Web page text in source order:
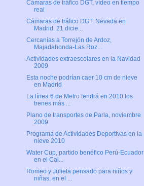
Cámaras de tráfico DGT, vídeo en tiempo
real
Cámaras de tráfico DGT. Nevada en
Madrid, 21 dicie...
Cercanías a Torrejón de Ardoz,
Majadahonda-Las Roz...
Actividades extraescolares en la Navidad
2009
Esta noche podrían caer 10 cm de nieve
en Madrid
La línea 6 de Metro tendrá en 2010 los
trenes más ...
Plano de transportes de Parla, noviembre
2009
Programa de Actividades Deportivas en la
nieve 2010
Water Cup, partido benéfico Perú-Ecuador
en el Cal...
Romeo y Julieta pensado para niños y
niñas, en el ...